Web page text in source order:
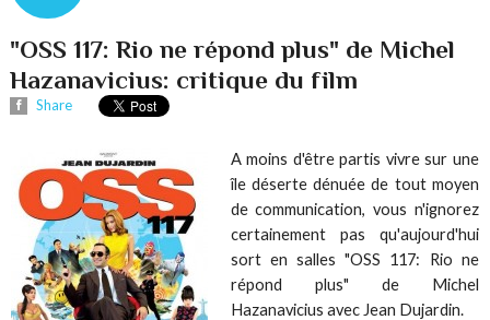
"OSS 117: Rio ne répond plus" de Michel
Hazanavicius: critique du film
Share
A moins d'être partis vivre sur une
île déserte dénuée de tout moyen
de communication, vous n'ignorez
certainement pas qu'aujourd'hui
sort en salles "OSS 117: Rio ne
répond plus" de Michel
Hazanavicius avec Jean Dujardin.